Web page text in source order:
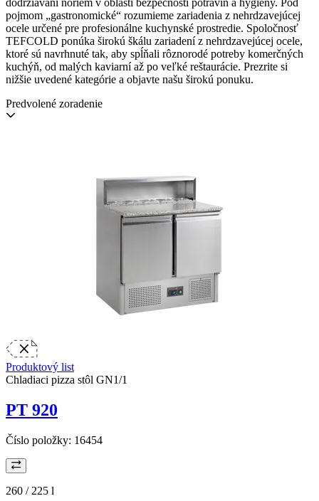
dodržiavaní noriem v oblasti bezpečnosti potravín a hygieny. Pod
pojmom „gastronomické“ rozumieme zariadenia z nehrdzavejúcej
ocele určené pre profesionálne kuchynské prostredie. Spoločnosť
TEFCOLD ponúka širokú škálu zariadení z nehrdzavejúcej ocele,
ktoré sú navrhnuté tak, aby spĺňali rôznorodé potreby komerčných
kuchýň, od malých kaviarní až po veľké reštaurácie. Prezrite si
nižšie uvedené kategórie a objavte našu širokú ponuku.
Predvolené zoradenie
Produktový list
Chladiaci pizza stôl GN1/1
PT 920
Číslo položky: 16454
260 / 225 l